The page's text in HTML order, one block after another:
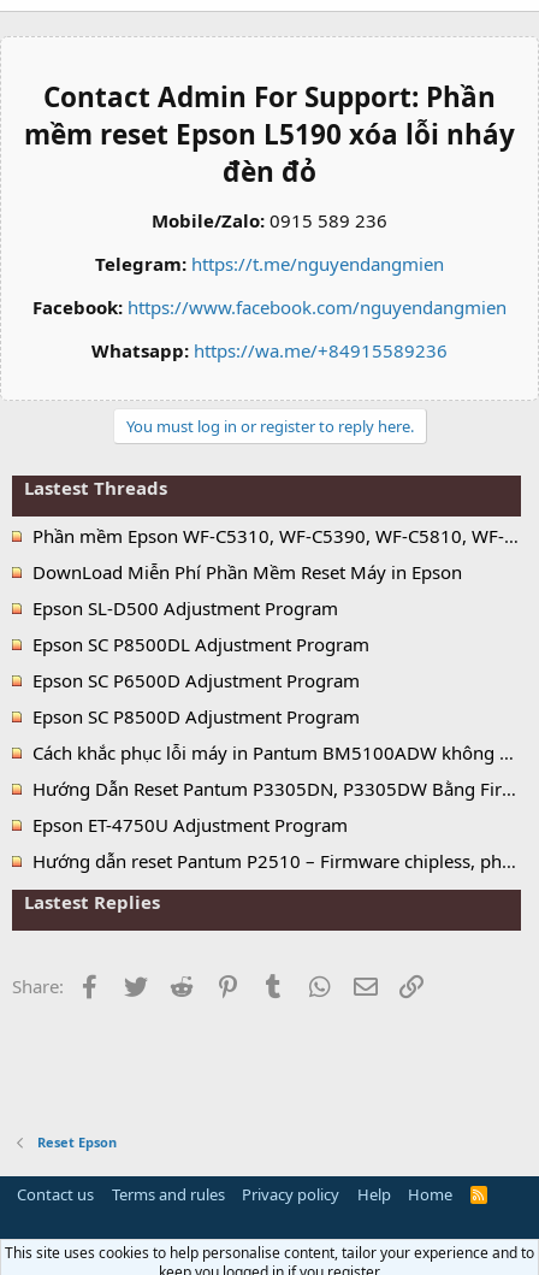
Contact Admin For Support: Phần
mềm reset Epson L5190 xóa lỗi nháy
đèn đỏ
Mobile/Zalo: 0915 589 236
Telegram: https://t.me/nguyendangmien
Facebook: https://www.facebook.com/nguyendangmien
Whatsapp: https://wa.me/+84915589236
You must log in or register to reply here.
Lastest Threads
Phần mềm Epson WF-C5310, WF-C5390, WF-C5810, WF-C5890 Adjustment Program
DownLoad Miễn Phí Phần Mềm Reset Máy in Epson
Epson SL-D500 Adjustment Program
Epson SC P8500DL Adjustment Program
Epson SC P6500D Adjustment Program
Epson SC P8500D Adjustment Program
Cách khắc phục lỗi máy in Pantum BM5100ADW không nhận hộp mực, báo hết mực và lỗi No Toner
Hướng Dẫn Reset Pantum P3305DN, P3305DW Bằng Firmware Fix
Epson ET-4750U Adjustment Program
Hướng dẫn reset Pantum P2510 – Firmware chipless, phần mềm reset chip mực vĩnh viễn
Lastest Replies
Share: Facebook
Twitter Reddit PinterestTumblr WhatsApp
Email
Reset Epson
Contact us Terms and rules Privacy policy Help Home
R
This site uses cookies to help personalise content, tailor your experience and to